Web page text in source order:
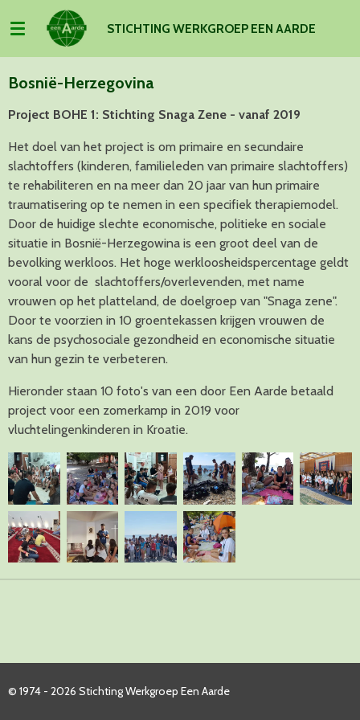
direct
naar
de
STICHTING WERKGROEP EEN AARDE
Bosnië-Herzegovina
Project BOHE 1: Stichting Snaga Zene - vanaf 2019
Het doel van het project is om primaire en secundaire
slachtoffers (kinderen, familieleden van primaire slachtoffers)
te rehabiliteren en na meer dan 20 jaar van hun primaire
traumatisering op te nemen in een specifiek therapiemodel.
Door de huidige slechte economische, politieke en sociale
situatie in Bosnië-Herzegowina is een groot deel van de
bevolking werkloos. Het hoge werkloosheidspercentage geldt
vooral voor de slachtoffers/overlevenden, met name
vrouwen op het platteland, de doelgroep van "Snaga zene".
Door te voorzien in 10 groentekassen krijgen vrouwen de
kans de psychosociale gezondheid en economische situatie
van hun gezin te verbeteren.
Hieronder staan 10 foto's van een door Een Aarde betaald
project voor een zomerkamp in 2019 voor
vluchtelingenkinderen in Kroatie.
© 1974 - 2026 Stichting Werkgroep Een Aarde